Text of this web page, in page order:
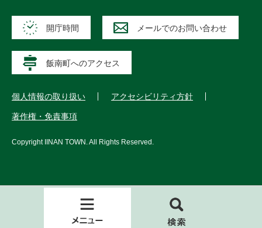
開庁時間 メールでのお問い合わせ
飯南町へのアクセス
個人情報の取り扱い アクセシビリティ方針
著作権・免責事項
Copyright IINAN TOWN . All Rights Reserved.